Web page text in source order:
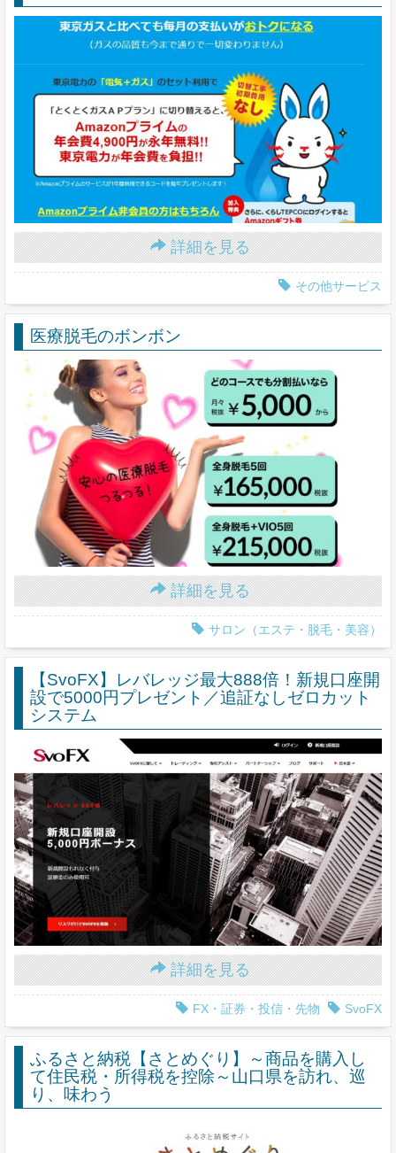
詳細を見る
その他サービス
医療脱毛のボンボン
詳細を見る
サロン（エステ・脱毛・美容）
【SvoFX】レバレッジ最大888倍！新規口座開
設で5000円プレゼント／追証なしゼロカット
システム
詳細を見る
FX・証券・投信・先物 SvoFX
ふるさと納税【さとめぐり】～商品を購入し
て住民税・所得税を控除～山口県を訪れ、巡
り、味わう